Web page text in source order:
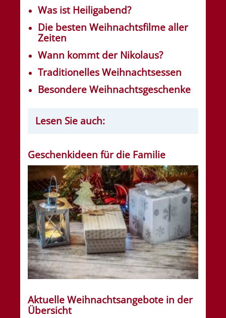
Was ist Heiligabend?
Die besten Weihnachtsfilme aller
Zeiten
Wann kommt der Nikolaus?
Traditionelles Weihnachtsessen
Besondere Weihnachtsgeschenke
Lesen Sie auch:
Geschenkideen für die Familie
Aktuelle Weihnachtsangebote in der
Übersicht